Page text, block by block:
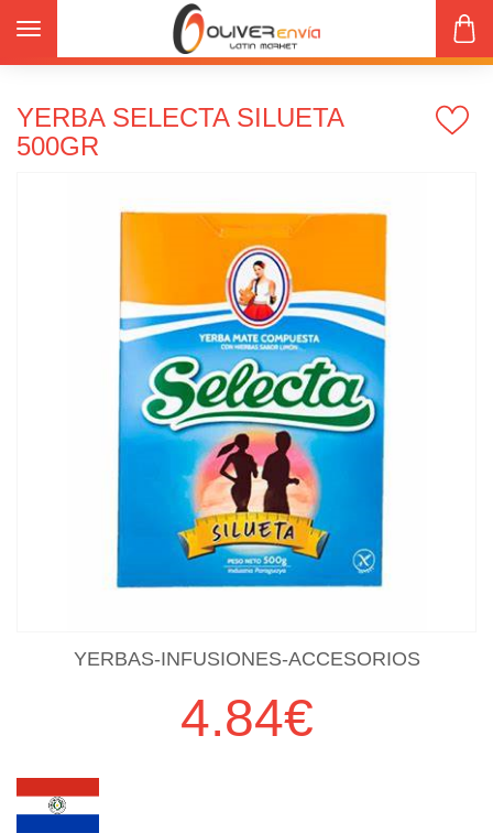
Toggle navigation
Yerbas-Infusiones-Accesorios
​​​​YERBA SELECTA SILUETA 500gr
​​​​YERBA SELECTA SILUETA
500GR
YERBAS-INFUSIONES-ACCESORIOS
4.84€